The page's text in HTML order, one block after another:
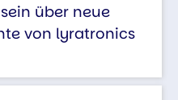
über neue
von lyratronics